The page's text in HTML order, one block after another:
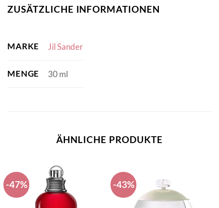
ZUSÄTZLICHE INFORMATIONEN
MARKE Jil Sander
MENGE 30 ml
ÄHNLICHE PRODUKTE
-47% -43%